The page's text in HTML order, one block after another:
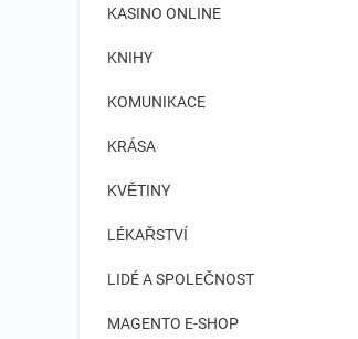
KASINO ONLINE
KNIHY
KOMUNIKACE
KRÁSA
KVĚTINY
LÉKAŘSTVÍ
LIDÉ A SPOLEČNOST
MAGENTO E-SHOP